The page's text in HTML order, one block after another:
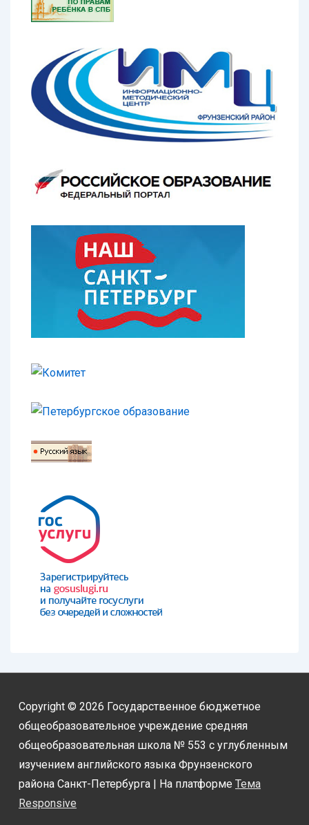
Copyright © 2026 Государственное бюджетное
общеобразовательное учреждение средняя
общеобразовательная школа № 553 с углубленным
изучением английского языка Фрунзенского
района Санкт-Петербурга
| На платформе Тема
Responsive